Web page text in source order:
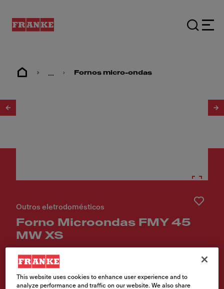
... Fornos micro-ondas
Outros eletrodomésticos
Forno Microondas FMY 45
MW XS
Número de artigo
131.0606.105
This website uses cookies to enhance user experience and to
analyze performance and traffic on our website. We also share